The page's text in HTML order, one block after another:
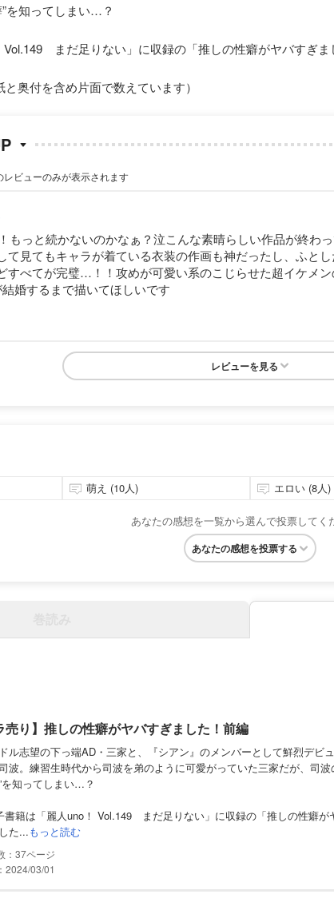
を知ってしまい…？
まだ足りない」に収録の「推しの性癖がヤバすぎま
奥付を含め片面で数えています）
ビューのみが表示されます
もっと続かないのかなぁ？泣こんな素晴らしい作品が終わ
て見てもキャラが着ている衣装の作画も神だったし、ふと
すべてが完璧…！！攻めが可愛い系のこじらせた超イケメ
婚するまで描いてほしいです
レビューを見る
萌え (10人) エロい (8人)
あなたの感想を一覧から選んで投票してく
あなたの感想を投票する
売り】推しの性癖がヤバすぎました！前編
ル志望の下っ端AD・三家と、『シアン』のメンバーとして鮮烈デビ
波。練習生時代から司波を弟のように可愛がっていた三家だが、司波
を知ってしまい…？
書籍は「麗人uno！ Vol.149 まだ足りない」に収録の「推しの性癖が
た...もっと読む
37
2024/03/01